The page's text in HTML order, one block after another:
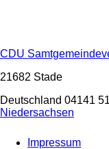
CDU
21682 Stade
Deutschland 04141
Niedersachsen
Impressum